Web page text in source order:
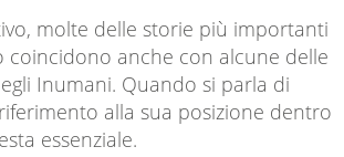
molte delle storie più importanti
coincidono anche con alcune delle
Inumani. Quando si parla di
alla sua posizione dentro
essenziale.